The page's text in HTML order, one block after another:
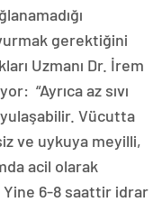
gerektiğini
Uzmanı Dr. İrem
“Ayrıca az sıvı
Vücutta
ve uykuya meyilli,
acil olarak
6-8 saattir idrar